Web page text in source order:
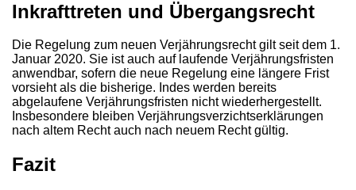
Inkrafttreten und Übergangsrecht
Die Regelung zum neuen Verjährungsrecht gilt seit dem 1.
Januar 2020. Sie ist auch auf laufende Verjährungsfristen
anwendbar, sofern die neue Regelung eine längere Frist
vorsieht als die bisherige. Indes werden bereits
abgelaufene Verjährungsfristen nicht wiederhergestellt.
Insbesondere bleiben Verjährungsverzichtserklärungen
nach altem Recht auch nach neuem Recht gültig.
Fazit